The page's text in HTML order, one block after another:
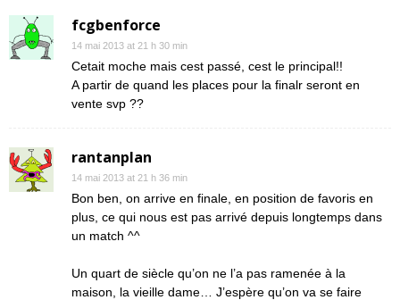
fcgbenforce
14 mai 2013 at 21 h 30 min
Cetait moche mais cest passé, cest le principal!!
A partir de quand les places pour la finalr seront en
vente svp ??
rantanplan
14 mai 2013 at 21 h 36 min
Bon ben, on arrive en finale, en position de favoris en
plus, ce qui nous est pas arrivé depuis longtemps dans
un match ^^
Un quart de siècle qu’on ne l’a pas ramenée à la
maison, la vieille dame… J’espère qu’on va se faire